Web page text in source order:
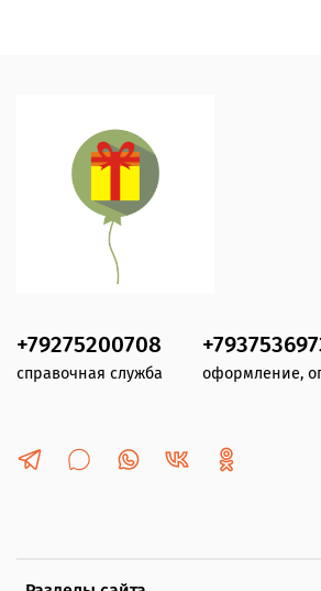
+79275200708
справочная служба оформление,